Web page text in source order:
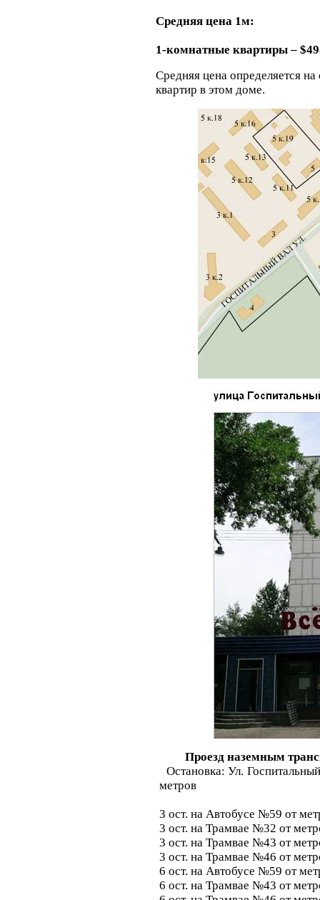
Средняя цена 1м:
1-комнатные квартиры –
Средняя цена определяется
квартир в этом доме.
Проезд наземным
Остановка: Ул.
метров
3 ост. на Автобусе №59 от
3 ост. на Трамвае №32 от
3 ост. на Трамвае №43 от
3 ост. на Трамвае №46 от
6 ост. на Автобусе №59 от
6 ост. на Трамвае №43 от